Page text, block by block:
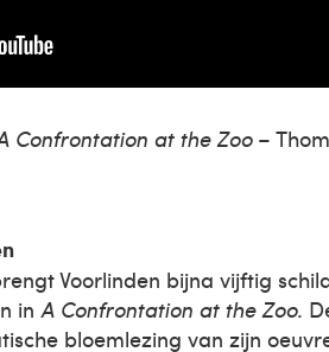
Confrontation at the Zoo–
Voorlinden bijna vijftig
in A Confrontation at the Zoo.
bloemlezing van zijn